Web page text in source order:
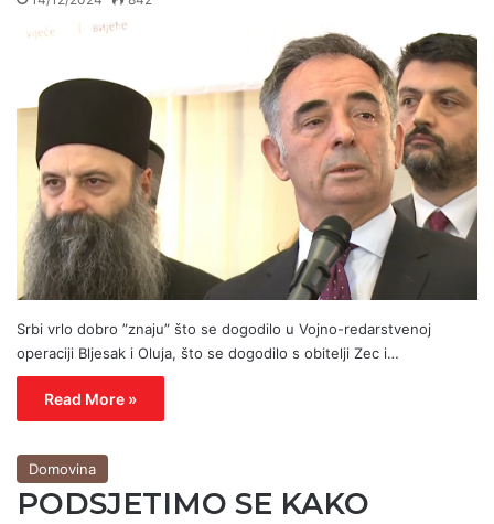
Srbi vrlo dobro ”znaju” što se dogodilo u Vojno-redarstvenoj
operaciji Bljesak i Oluja, što se dogodilo s obitelji Zec i…
Read More »
Domovina
PODSJETIMO SE KAKO